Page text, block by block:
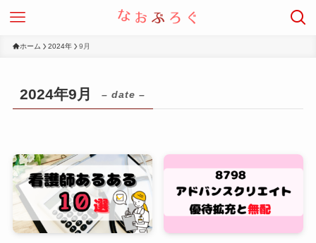
ホーム 2024年 9月
2024年9月 – date –